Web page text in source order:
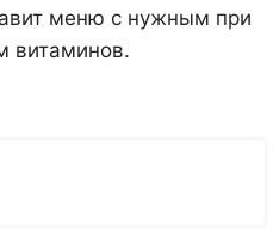
меню с нужным при
витаминов.